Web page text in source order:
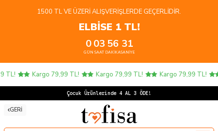
1500 TL VE ÜZERI ALIŞVERIŞLERDE GEÇERLIDIR.
ELBİSE 1 TL!
0
GÜN
03
SAAT
56
DAKIKA
31
SANIYE
Kargo 79,99 TL! Kargo 79,99 TL! Kargo 79,99 TL!
Çocuk Ürünlerinde 4 AL 3 ÖDE!
GERI